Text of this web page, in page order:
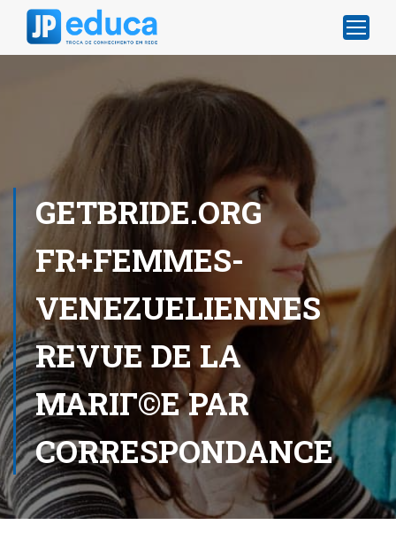
GETBRIDE.ORG
FR+FEMMES-
VENEZUELIENNES
REVUE DE LA
MARIГ©E PAR
CORRESPONDANCE